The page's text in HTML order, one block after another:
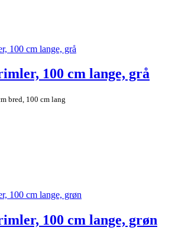
100 cm lange, grå
bred, 100 cm lang
100 cm lange, grøn